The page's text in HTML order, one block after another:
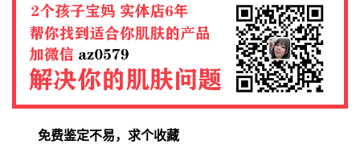
免费鉴定不易，求个收藏